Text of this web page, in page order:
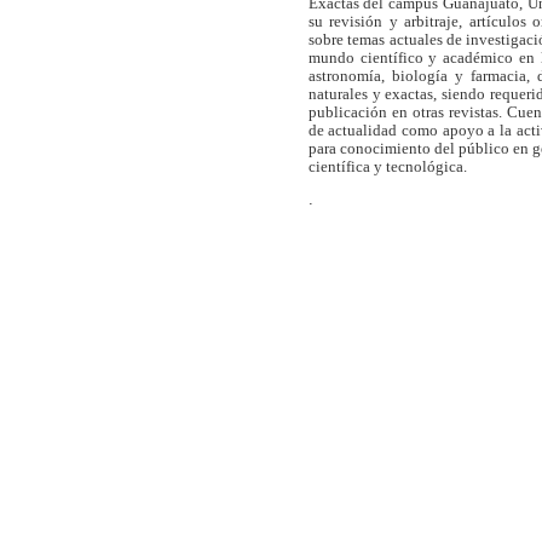
Exactas del campus Guanajuato,
su revisión y arbitraje, artículos
sobre temas actuales de
mundo científico y académico en
astronomía, biología y farmacia,
naturales y exactas, siendo
publicación en otras revistas.
de actualidad como apoyo a la
para conocimiento del público en
científica y tecnológica.
.